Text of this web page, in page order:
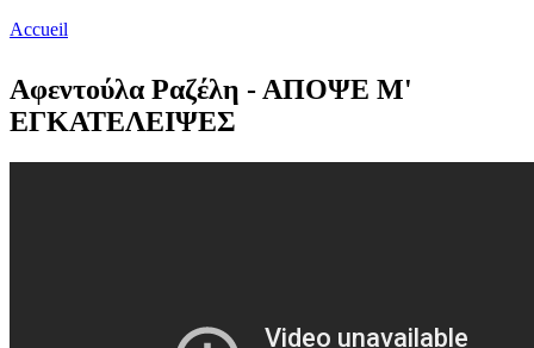
Accueil
Αφεντούλα Ραζέλη - ΑΠΟΨΕ Μ'
ΕΓΚΑΤΕΛΕΙΨΕΣ